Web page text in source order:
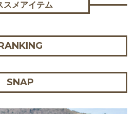
スメアイテム
SNAP